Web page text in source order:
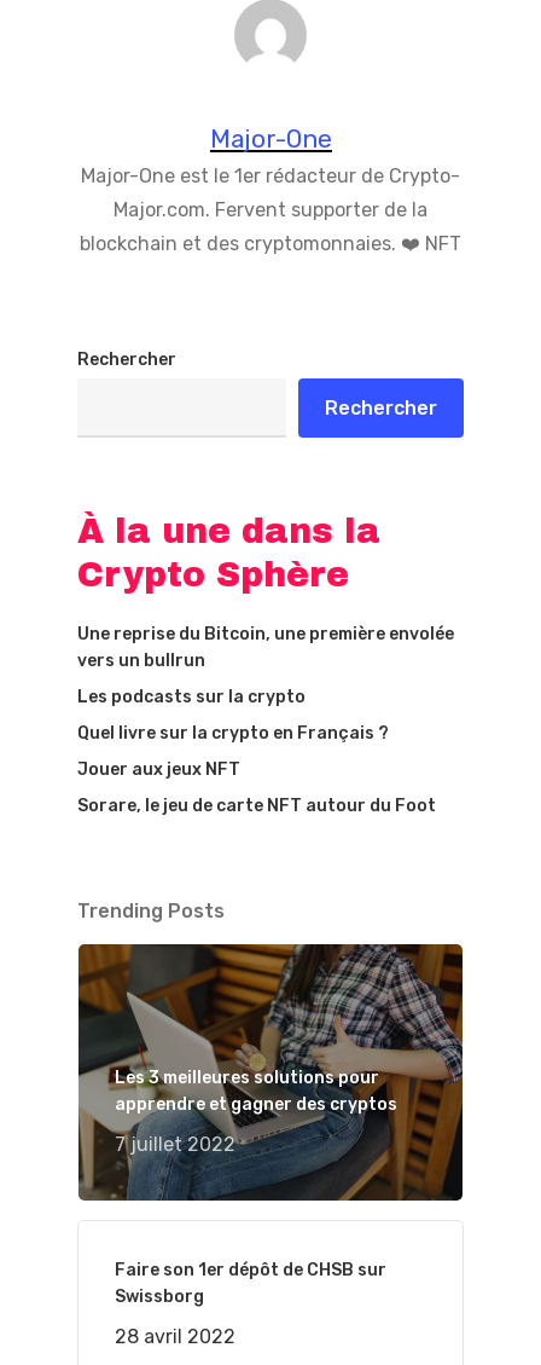
Major-One
Major-One est le 1er rédacteur de Crypto-
Major.com. Fervent supporter de la
blockchain et des cryptomonnaies. ❤️ NFT
Rechercher
Rechercher
À la une dans la
Crypto Sphère
Une reprise du Bitcoin, une première envolée
vers un bullrun
Les podcasts sur la crypto
Quel livre sur la crypto en Français ?
Jouer aux jeux NFT
Sorare, le jeu de carte NFT autour du Foot
Trending Posts
Les 3 meilleures solutions pour
apprendre et gagner des cryptos
7 juillet 2022
Faire son 1er dépôt de CHSB sur
Swissborg
28 avril 2022